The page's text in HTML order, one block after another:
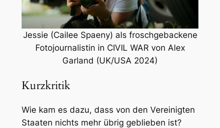
Jessie (Cailee Spaeny) als froschgebackene
Fotojournalistin in CIVIL WAR von Alex
Garland (UK/USA 2024)
Kurzkritik
Wie kam es dazu, dass von den Vereinigten
Staaten nichts mehr übrig geblieben ist?